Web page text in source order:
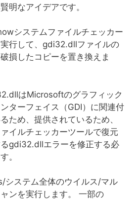
明なアイデアです。
システムファイルチェッカー
行して、gdi32.dllファイルの
損したコピーを置き換えま
はMicrosoftのグラフィック
ターフェイス（GDI）に関連付
ため、提供されているため、
イルチェッカーツールで復元
gdi32.dllエラーを修正する必
。
システム全体のウイルス/マル
ンを実行します。 一部の